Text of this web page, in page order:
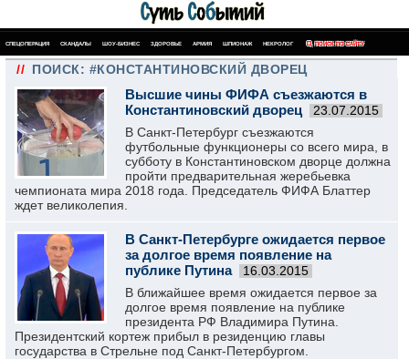
СПЕЦОПЕРАЦИЯ СКАНДАЛЫ ШОУ-БИЗНЕС ЗДОРОВЬЕ АРМИЯ ШПИОНАЖ НЕКРОЛОГ ПОИСК ПО САЙТУ
// ПОИСК: #КОНСТАНТИНОВСКИЙ ДВОРЕЦ
Высшие чины ФИФА съезжаются в
Константиновский дворец
23.07.2015
В Санкт-Петербург съезжаются
футбольные функционеры со всего мира, в
субботу в Константиновском дворце должна
пройти предварительная жеребьевка
чемпионата мира 2018 года. Председатель ФИФА Блаттер
ждет великолепия.
В Санкт-Петербурге ожидается первое
за долгое время появление на
публике Путина
16.03.2015
В ближайшее время ожидается первое за
долгое время появление на публике
президента РФ Владимира Путина.
Президентский кортеж прибыл в резиденцию главы
государства в Стрельне под Санкт-Петербургом.